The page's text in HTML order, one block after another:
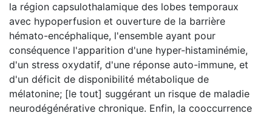
la région capsulothalamique des lobes temporaux
avec hypoperfusion et ouverture de la barrière
hémato-encéphalique, l'ensemble ayant pour
conséquence l'apparition d'une hyper-histaminémie,
d'un stress oxydatif, d'une réponse auto-immune, et
d'un déficit de disponibilité métabolique de
mélatonine; [le tout] suggérant un risque de maladie
neurodégénérative chronique. Enfin, la cooccurrence